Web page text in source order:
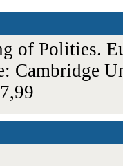
of Polities.
Cambridge